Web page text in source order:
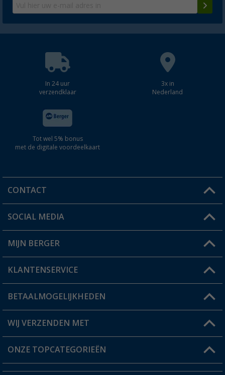
In 24 uur
verzendklaar
3x in
Nederland
Tot wel 5% bonus
met de digitale voordeelkaart
CONTACT
Een vraag?
Winkel vinden
SOCIAL MEDIA
MIJN BERGER
Mijn account
Status bestelling
Verlanglijstje
KLANTENSERVICE
FAQ & Contact
Verzendinformatie
Catalogus
BETAALMOGELIJKHEDEN
WIJ VERZENDEN MET
ONZE TOPCATEGORIEËN